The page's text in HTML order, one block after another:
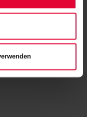
.